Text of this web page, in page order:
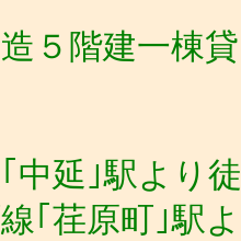
建一棟貸し/
延｣駅より
｢荏原町｣駅